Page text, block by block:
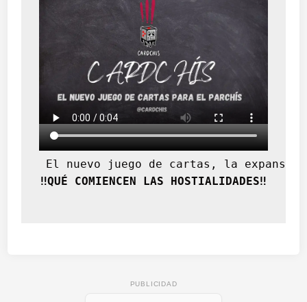
El nuevo juego de cartas, la
‼️QUÉ COMIENCEN LAS HOSTIALIDADES‼️
PUBLICIDAD